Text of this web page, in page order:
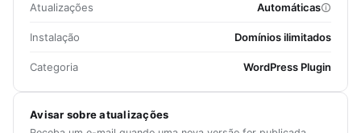
Atualizações Automáticas
Instalação Domínios ilimitados
Categoria WordPress Plugin
Avisar sobre atualizações